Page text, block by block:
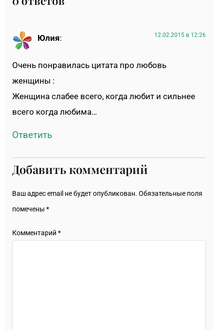
Юлия: 12.02.2015 в 12:26
Очень понравилась цитата про любовь
женщины :
Женщина слабее всего, когда любит и сильнее
всего когда любима…
Ответить
Добавить комментарий
Ваш адрес email не будет опубликован. Обязательные поля
помечены *
Комментарий *